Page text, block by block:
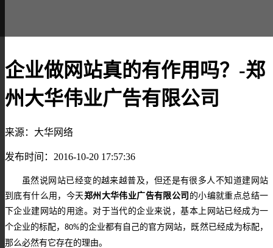
企业做网站真的有作用吗？-郑
州大华伟业广告有限公司
来源：大华网络
发布时间：2016-10-20 17:57:36
虽然说网站已经变的越来越普及，但还是有很多人不知道建网站
到底有什么用，今天郑州大华伟业广告有限公司 的小编就重点总结一
下企业建网站的用途。 对于当代的企业来说，基本上网站已经成为一
个企业的标配，80%的企业都有自己的官方网站，既然已经成为标配，
那么必然有它存在的理由。